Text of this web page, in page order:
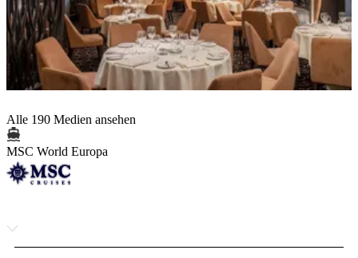
Alle 190 Medien ansehen
MSC World Europa